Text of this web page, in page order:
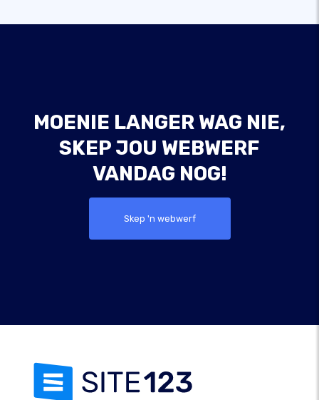
MOENIE LANGER WAG NIE,
SKEP JOU WEBWERF
VANDAG NOG!
Skep 'n webwerf